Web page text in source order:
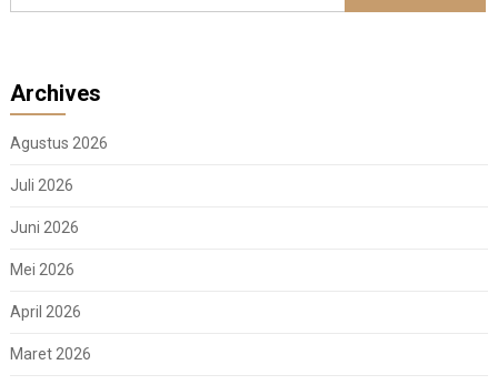
Archives
Agustus 2026
Juli 2026
Juni 2026
Mei 2026
April 2026
Maret 2026